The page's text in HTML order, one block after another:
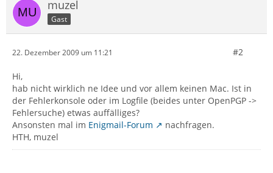
muzel
Gast
22. Dezember 2009 um 11:21 #2
Hi,
hab nicht wirklich ne Idee und vor allem keinen Mac. Ist in
der Fehlerkonsole oder im Logfile (beides unter OpenPGP ->
Fehlersuche) etwas auffälliges?
Ansonsten mal im Enigmail-Forum
nachfragen.
HTH, muzel